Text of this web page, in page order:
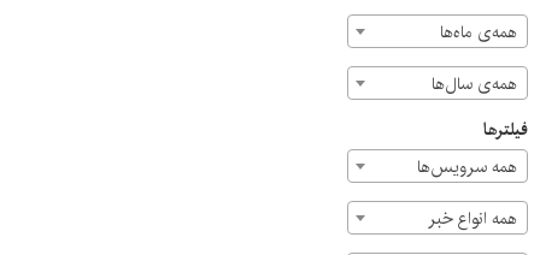
همه‌ی ماه‌ها
همه‌ی سال‌ها
فیلترها
همه سرویس‌ها
همه انواع خبر